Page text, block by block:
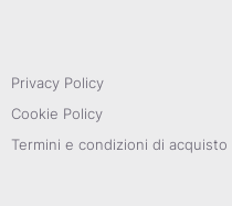
Privacy Policy
Cookie Policy
Termini e condizioni di acquisto